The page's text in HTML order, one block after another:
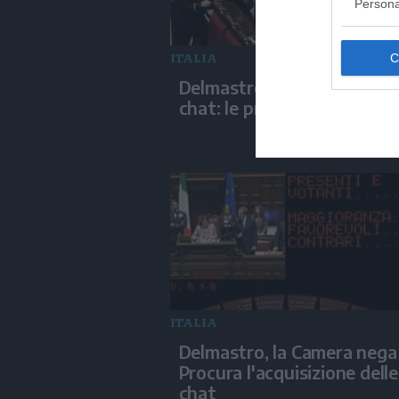
ITALIA
Delmastro, negato l'uso
chat: le proteste di Avs e
ITALIA
Delmastro, la Camera
Procura l'acquisizione delle
chat